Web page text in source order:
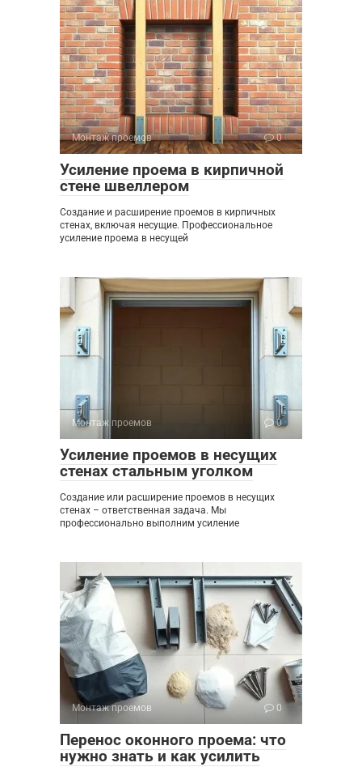
Монтаж проемов 0
Усиление проема в кирпичной
стене швеллером
Создание и расширение проемов в кирпичных
стенах, включая несущие. Профессиональное
усиление проема в несущей
Монтаж проемов 0
Усиление проемов в несущих
стенах стальным уголком
Создание или расширение проемов в несущих
стенах – ответственная задача. Мы
профессионально выполним усиление
Монтаж проемов 0
Перенос оконного проема: что
нужно знать и как усилить